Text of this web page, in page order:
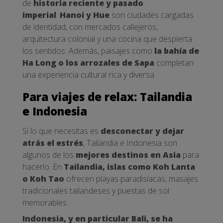
de historia reciente y pasado
imperial. Hanoi y Hue son ciudades cargadas
de identidad, con mercados callejeros,
arquitectura colonial y una cocina que despierta
los sentidos. Además, paisajes como la bahía de
Ha Long o los arrozales de Sapa completan
una experiencia cultural rica y diversa.
Para viajes de relax: Tailandia
e Indonesia
Si lo que necesitas es desconectar y dejar
atrás el estrés, Tailandia e Indonesia son
algunos de los mejores destinos en Asia para
hacerlo. En Tailandia, islas como Koh Lanta
o Koh Tao ofrecen playas paradisíacas, masajes
tradicionales tailandeses y puestas de sol
memorables.
Indonesia, y en particular Bali, se ha